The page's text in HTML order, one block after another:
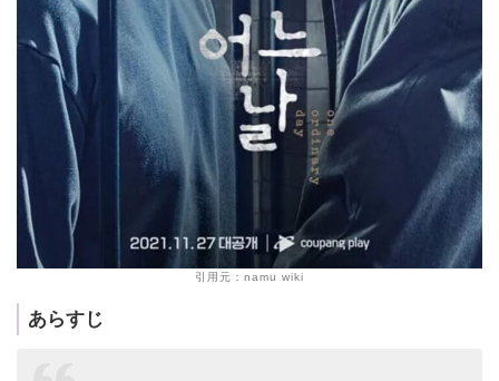
引用元：namu wiki
あらすじ